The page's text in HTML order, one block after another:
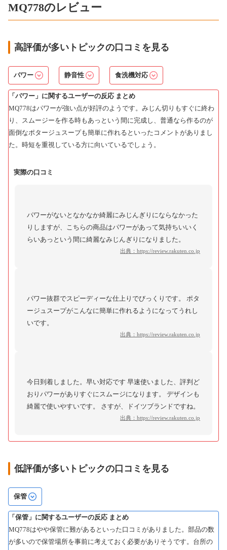
MQ778のレビュー
高評価が多いトピックの口コミを見る
パワー 静音性 食洗機対応
「パワー」に関するユーザーの反応 まとめ
MQ778はパワーが強い点が好評のようです。みじん切りもすぐに終わ
り、スムージーを作る時もあっという間に完成し、普通なら作るのが
面倒なポタージュスープも簡単に作れるといったコメントがありまし
た。時短を重視している方に向いているでしょう。
実際の口コミ
パワーがないとなかなか綺麗にみじんぎりにならなかった
りしますが、こちらの商品はパワーがあって気持ちいいく
らいあっという間に綺麗なみじんぎりになりました。
出典： https://review.rakuten.co.jp
パワー抜群でスピーディーな仕上りでびっくりです。 ポタ
ージュスープがこんなに簡単に作れるようになってうれし
いです。
出典： https://review.rakuten.co.jp
今日到着しました。早い対応です 早速使いました、評判ど
おりパワーがありすぐにスムージになります。 デザインも
綺麗で使いやすいです。 さすが、ドイツブランドですね。
出典： https://review.rakuten.co.jp
低評価が多いトピックの口コミを見る
保管
「保管」に関するユーザーの反応 まとめ
MQ778はやや保管に難があるといった口コミがありました。部品の数
が多いので保管場所を事前に考えておく必要がありそうです。台所の